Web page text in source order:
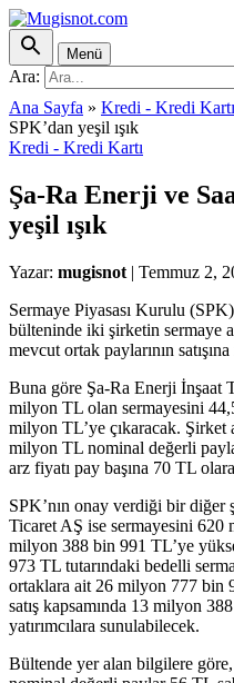
Menü
Ara:
Ana Sayfa » Kredi - Kredi Kartı
SPK’dan yeşil ışık
Kredi - Kredi Kartı
Şa-Ra Enerji ve
yeşil ışık
Yazar: mugisnot | Temmuz 2,
Sermaye Piyasası Kurulu
bülteninde iki şirketin sermaye
mevcut ortak paylarının
Buna göre Şa-Ra Enerji İnşaat
milyon TL olan sermayesini
milyon TL’ye çıkaracak. Şirket
milyon TL nominal değerli
arz fiyatı pay başına 70 TL
SPK’nın onay verdiği bir diğer
Ticaret AŞ ise sermayesini
milyon 388 bin 991 TL’ye
973 TL tutarındaki bedelli
ortaklara ait 26 milyon 777 bin
satış kapsamında 13 milyon
yatırımcılara sunulabilecek.
Bültende yer alan bilgilere